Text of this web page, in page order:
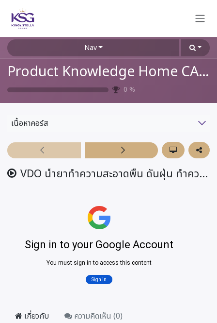
Nav
Product Knowledge Home CARE
0 %
เนื้อหาคอร์ส
VDO น้ำยาทำความสะอาดพื้น ดันฝุ่น ทำความสะอาดม็อบ
เกี่ยวกับ ความคิดเห็น (0)